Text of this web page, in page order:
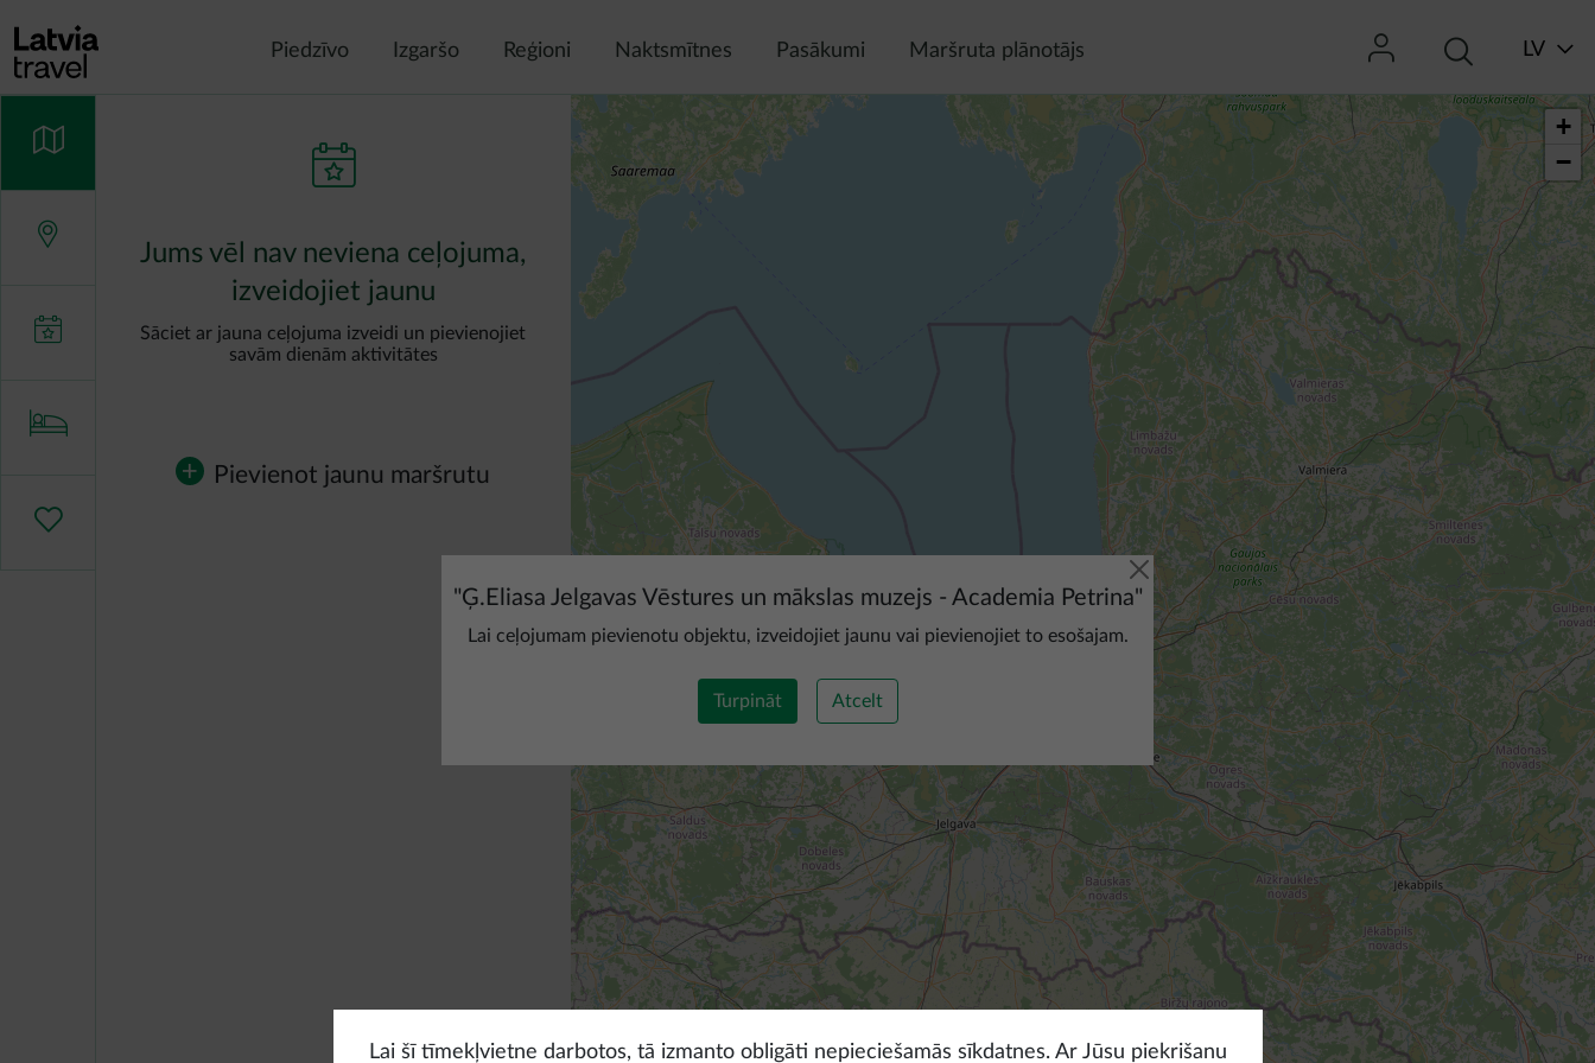
Piedzīvo Izgaršo Reģioni Naktsmītnes Pasākumi Maršruta plānotājs LV
Jums vēl nav neviena ceļojuma,
izveidojiet jaunu
Sāciet ar jauna ceļojuma izveidi un pievienojiet
savām dienām aktivitātes
Pievienot jaunu maršrutu
+
−
"Ģ.Eliasa Jelgavas Vēstures un mākslas muzejs - Academia Petrina"
Lai ceļojumam pievienotu objektu, izveidojiet jaunu vai pievienojiet to esošajam.
Turpināt Atcelt
Lai šī tīmekļvietne darbotos, tā izmanto obligāti nepieciešamās sīkdatnes. Ar Jūsu piekrišanu